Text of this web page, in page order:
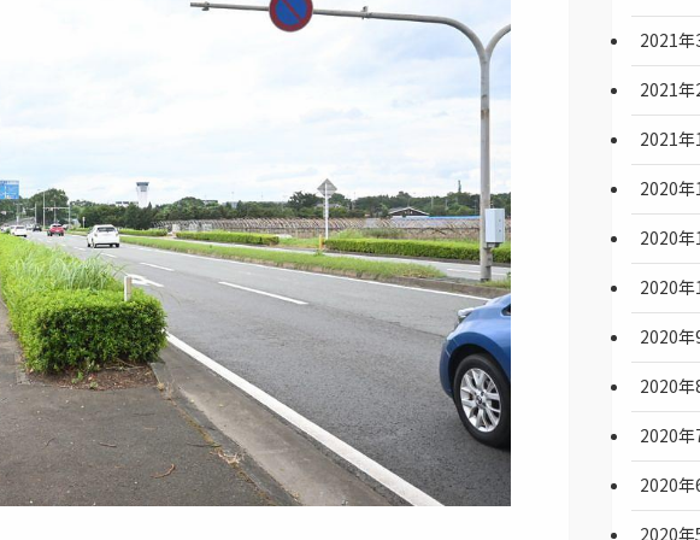
2021年
2021年
2021年
2020年
2020年
2020年
2020年
2020年
2020年
2020年
2020年